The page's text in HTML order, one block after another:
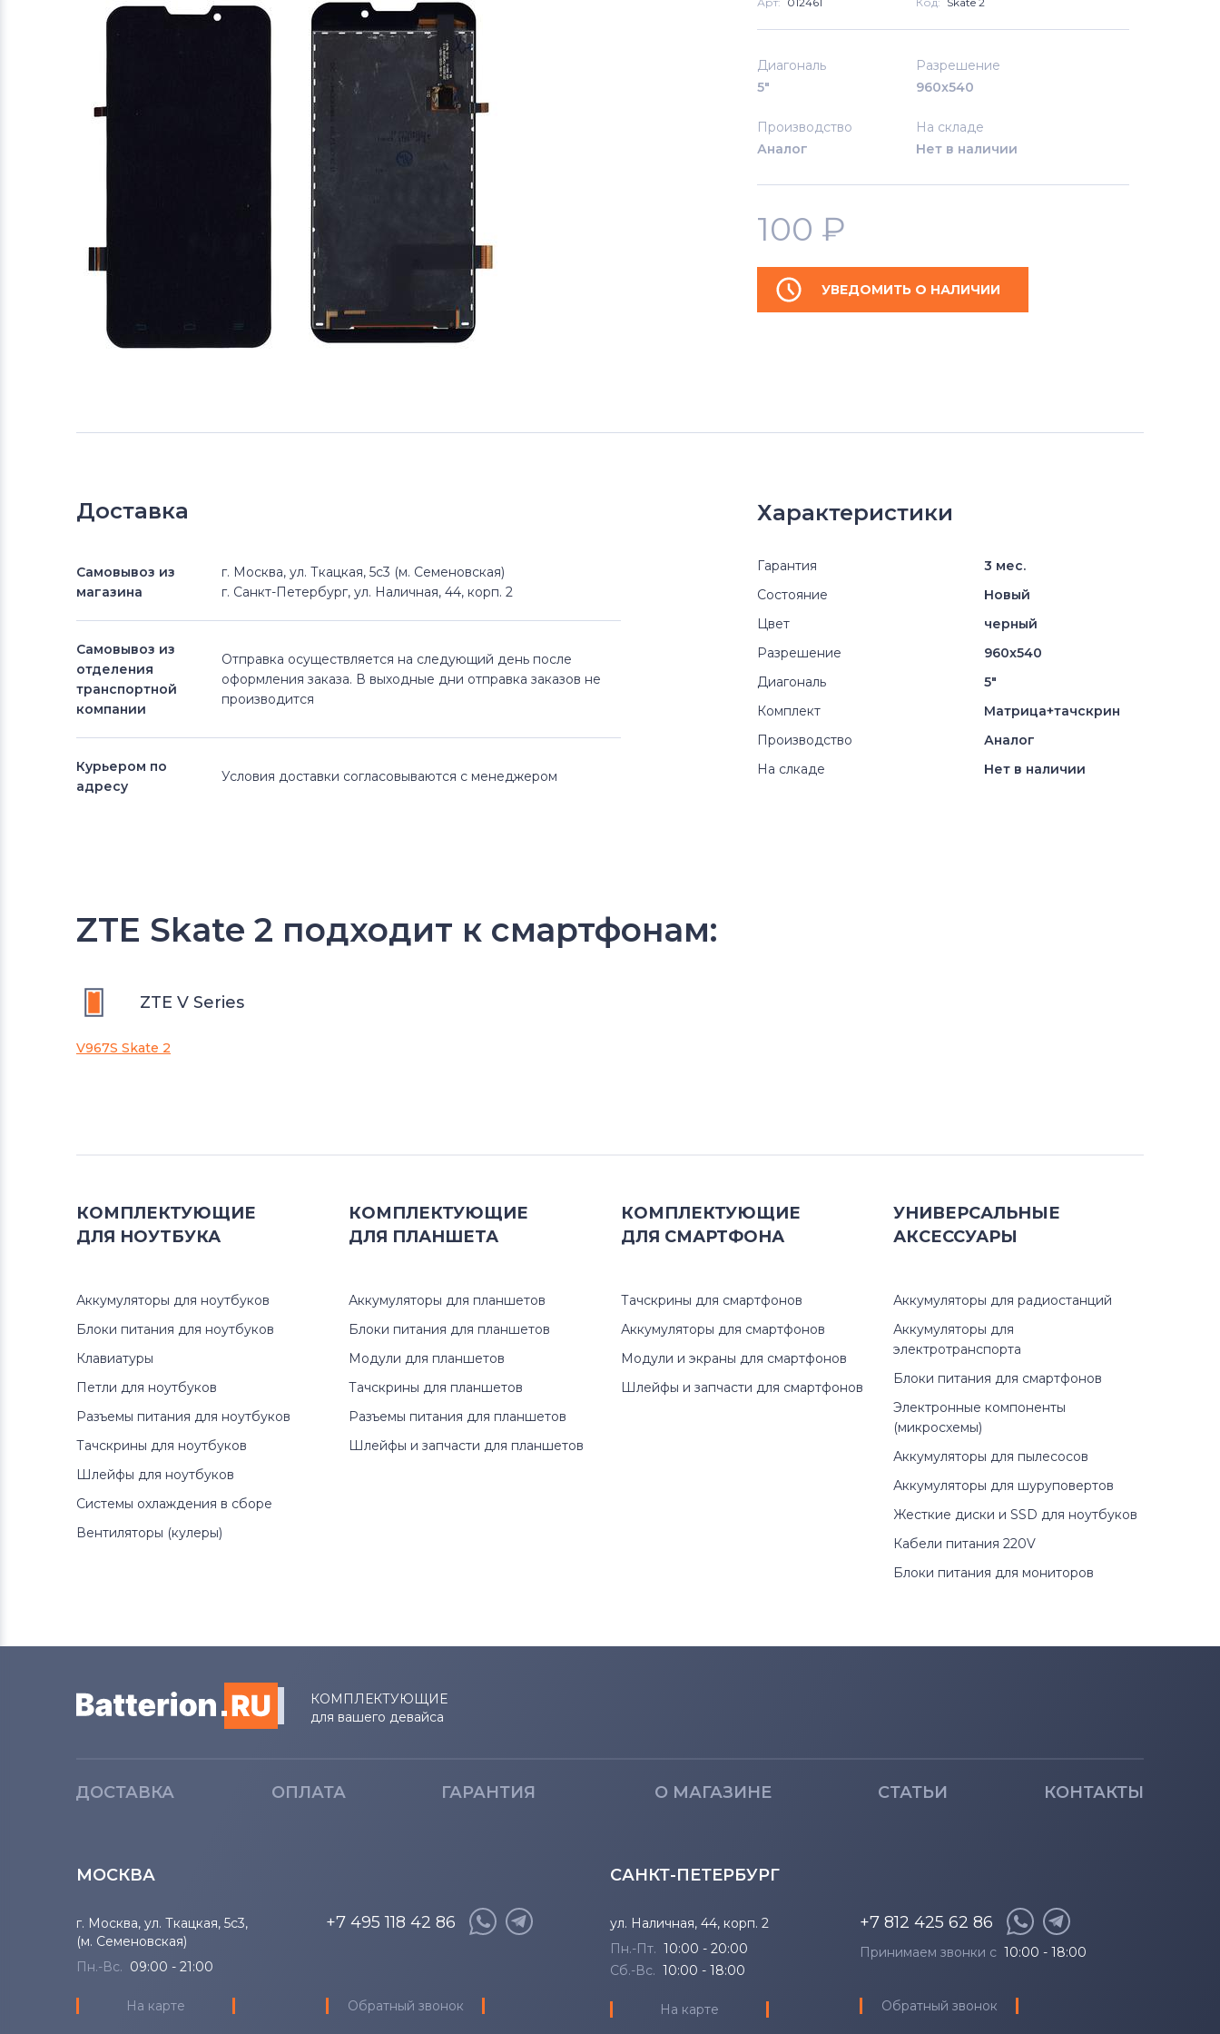
Диагональ
5"
Разрешение
960x540
Производство
Аналог
На складе
Нет в наличии
100 ₽
УВЕДОМИТЬ О НАЛИЧИИ
Доставка
Самовывоз из
магазина
г. Москва, ул. Ткацкая, 5с3 (м. Семеновская)
г. Санкт-Петербург, ул. Наличная, 44, корп. 2
Самовывоз из
отделения
транспортной
компании
Отправка осуществляется на следующий день после
оформления заказа. В выходные дни отправка заказов не
производится
Курьером по
адресу
Условия доставки согласовываются с менеджером
Характеристики
Гарантия
3 мес.
Состояние
Новый
Цвет
черный
Разрешение
960x540
Диагональ
5"
Комплект
Матрица+тачскрин
Производство
Аналог
На слкаде
Нет в наличии
ZTE Skate 2 подходит к смартфонам:
ZTE V Series
V967S Skate 2
КОМПЛЕКТУЮЩИЕ
ДЛЯ НОУТБУКА
Аккумуляторы для ноутбуков
Блоки питания для ноутбуков
Клавиатуры
Петли для ноутбуков
Разъемы питания для ноутбуков
Тачскрины для ноутбуков
Шлейфы для ноутбуков
Системы охлаждения в сборе
Вентиляторы (кулеры)
КОМПЛЕКТУЮЩИЕ
ДЛЯ ПЛАНШЕТА
Аккумуляторы для планшетов
Блоки питания для планшетов
Модули для планшетов
Тачскрины для планшетов
Разъемы питания для планшетов
Шлейфы и запчасти для планшетов
КОМПЛЕКТУЮЩИЕ
ДЛЯ СМАРТФОНА
Тачскрины для смартфонов
Аккумуляторы для смартфонов
Модули и экраны для смартфонов
Шлейфы и запчасти для смартфонов
УНИВЕРСАЛЬНЫЕ
АКСЕССУАРЫ
Аккумуляторы для радиостанций
Аккумуляторы для
электротранспорта
Блоки питания для смартфонов
Электронные компоненты
(микросхемы)
Аккумуляторы для пылесосов
Аккумуляторы для шуруповертов
Жесткие диски и SSD для ноутбуков
Кабели питания 220V
Блоки питания для мониторов
КОМПЛЕКТУЮЩИЕ
для вашего девайса
ДОСТАВКА ОПЛАТА ГАРАНТИЯ О МАГАЗИНЕ СТАТЬИ КОНТАКТЫ
МОСКВА
г. Москва, ул. Ткацкая, 5с3,
(м. Семеновская)
Пн.-Вс. 09:00 - 21:00
На карте
+7 495 118 42 86
Обратный звонок
САНКТ-ПЕТЕРБУРГ
ул. Наличная, 44, корп. 2
Пн.-Пт. 10:00 - 20:00
Сб.-Вс. 10:00 - 18:00
На карте
+7 812 425 62 86
Принимаем звонки с 10:00 - 18:00
Обратный звонок